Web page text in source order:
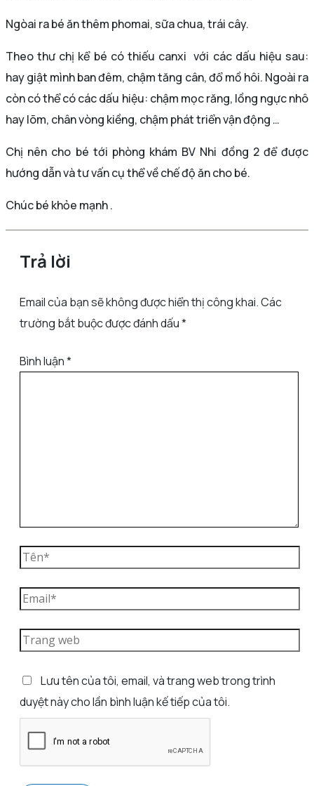
Ngòai ra bé ăn thêm phomai, sữa chua, trái cây.
Theo thư chị kể bé có thiếu canxi với các dấu hiệu sau:
hay giật mình ban đêm, chậm tăng cân, đổ mồ hôi. Ngoài ra
còn có thể có các dấu hiệu: chậm mọc răng, lồng ngực nhô
hay lõm, chân vòng kiềng, chậm phát triển vận động …
Chị nên cho bé tới phòng khám BV Nhi đồng 2 để được
hướng dẫn và tư vấn cụ thể về chế độ ăn cho bé.
Chúc bé khỏe mạnh .
Trả lời
Email của bạn sẽ không được hiển thị công khai.Các
trường bắt buộc được đánh dấu*
Bình luận*
Lưu tên của tôi, email, và trang web trong trình
duyệt này cho lần bình luận kế tiếp của tôi.